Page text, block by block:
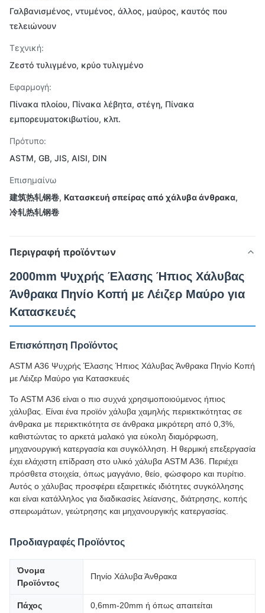
Γαλβανισμένος, ντυμένος, άλλος, μαύρος, καυτός που
τελειώνουν
Τεχνική:
Ζεστό τυλιγμένο, κρύο τυλιγμένο
Εφαρμογή:
Πίνακα πλοίου, Πίνακα λέβητα, στέγη, Πίνακα
εμπορευματοκιβωτίου, κλπ.
Πρότυπο:
ASTM, GB, JIS, AISI, DIN
Επισημαίνω
建筑热轧钢卷, Κατασκευή σπείρας από χάλυβα άνθρακα,
冷轧热轧钢卷
Περιγραφή προϊόντων
2000mm Ψυχρής Έλασης Ήπιος Χάλυβας
Άνθρακα Πηνίο Κοπή με Λέιζερ Μαύρο για
Κατασκευές
Επισκόπηση Προϊόντος
ASTM A36 Ψυχρής Έλασης Ήπιος Χάλυβας Άνθρακα Πηνίο Κοπή
με Λέιζερ Μαύρο για Κατασκευές
Το ASTM A36 είναι ο πιο συχνά χρησιμοποιούμενος ήπιος
χάλυβας. Είναι ένα προϊόν χάλυβα χαμηλής περιεκτικότητας σε
άνθρακα με περιεκτικότητα σε άνθρακα μικρότερη από 0,3%,
καθιστώντας το αρκετά μαλακό για εύκολη διαμόρφωση,
μηχανουργική κατεργασία και συγκόλληση. Η θερμική επεξεργασία
έχει ελάχιστη επίδραση στο υλικό χάλυβα ASTM A36. Περιέχει
πρόσθετα στοιχεία, όπως μαγγάνιο, θείο, φώσφορο και πυρίτιο.
Αυτός ο χάλυβας προσφέρει εξαιρετικές ιδιότητες συγκόλλησης
και είναι κατάλληλος για διαδικασίες λείανσης, διάτρησης, κοπής
σπειρωμάτων, γεώτρησης και μηχανουργικής κατεργασίας.
Προδιαγραφές Προϊόντος
Όνομα
Προϊόντος
Πηνίο Χάλυβα Άνθρακα
Πάχος 0,6mm-20mm ή όπως απαιτείται